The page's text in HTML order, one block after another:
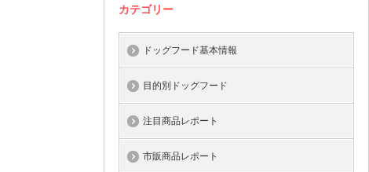
カテゴリー
ドッグフード基本情報
目的別ドッグフード
注目商品レポート
市販商品レポート